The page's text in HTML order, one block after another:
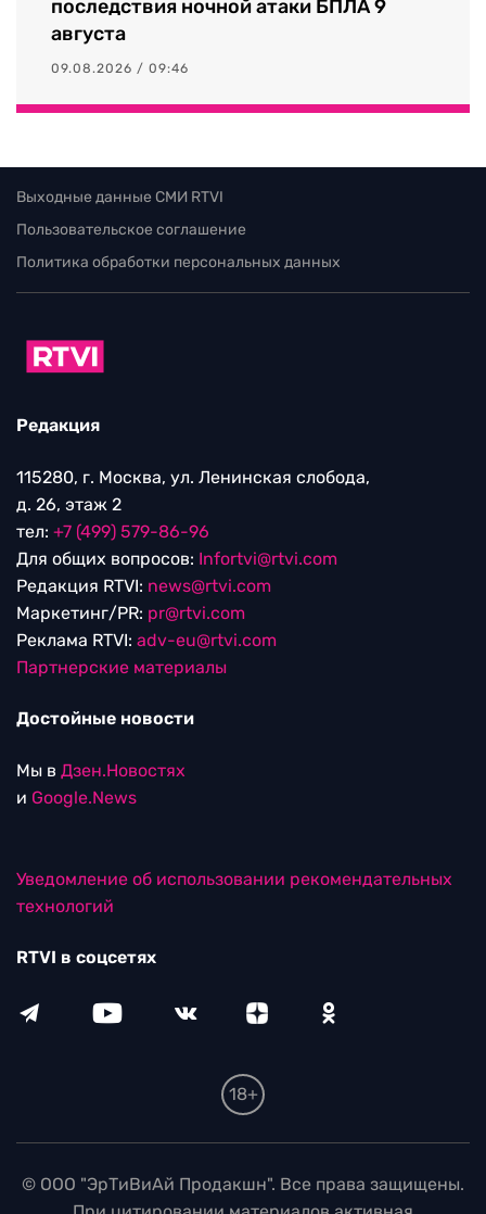
последствия ночной атаки БПЛА 9
августа
09.08.2026 / 09:46
Выходные данные СМИ RTVI
Пользовательское соглашение
Политика обработки персональных данных
Редакция
115280, г. Москва, ул. Ленинская слобода,
д. 26, этаж 2
тел: +7 (499) 579-86-96
Для общих вопросов: Infortvi@rtvi.com
Редакция RTVI: news@rtvi.com
Маркетинг/PR: pr@rtvi.com
Реклама RTVI: adv-eu@rtvi.com
Партнерские материалы
Достойные новости
Мы в Дзен.Новостях
и Google.News
Уведомление об использовании рекомендательных
технологий
RTVI в соцсетях
18+
© ООО "ЭрТиВиАй Продакшн". Все права защищены.